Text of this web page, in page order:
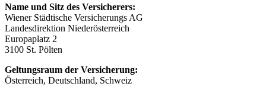
Name und Sitz des Versicherers:
Wiener Städtische Versicherungs AG
Landesdirektion Niederösterreich
Europaplatz 2
3100 St. Pölten
Geltungsraum der Versicherung:
Österreich, Deutschland, Schweiz